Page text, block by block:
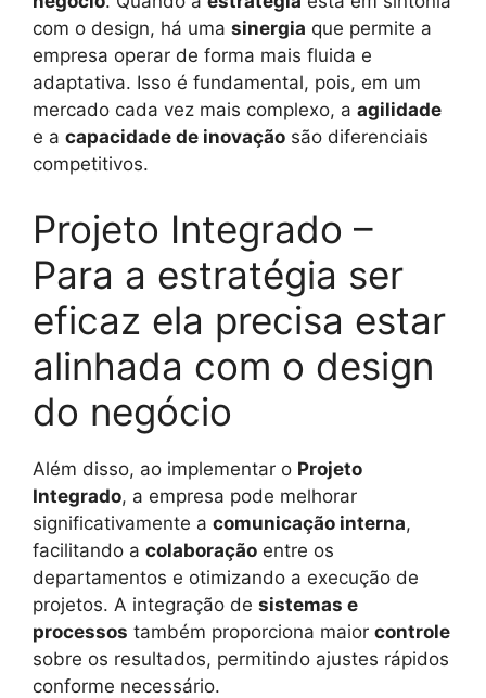
com o design, há uma sinergia que permite a
empresa operar de forma mais fluida e
adaptativa. Isso é fundamental, pois, em um
mercado cada vez mais complexo, a agilidade
e a capacidade de inovação são diferenciais
competitivos.
Projeto Integrado –
Para a estratégia ser
eficaz ela precisa estar
alinhada com o design
do negócio
Além disso, ao implementar o Projeto
Integrado, a empresa pode melhorar
significativamente a comunicação interna,
facilitando a colaboração entre os
departamentos e otimizando a execução de
projetos. A integração de sistemas e
processos também proporciona maior controle
sobre os resultados, permitindo ajustes rápidos
conforme necessário.